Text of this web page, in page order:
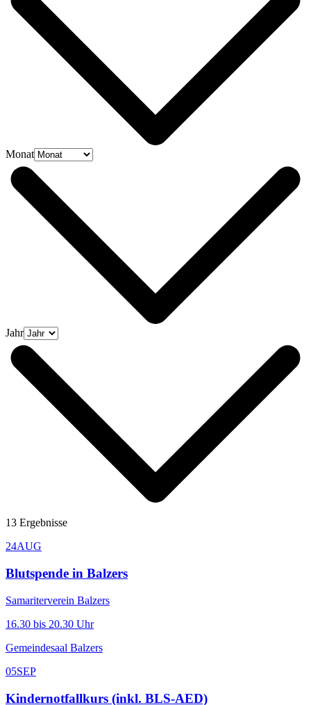
Monat
Jahr
13 Ergebnisse
24AUG
Blutspende in Balzers
Samariterverein Balzers
16.30 bis 20.30 Uhr
Gemeindesaal Balzers
05SEP
Kindernotfallkurs (inkl. BLS-AED)